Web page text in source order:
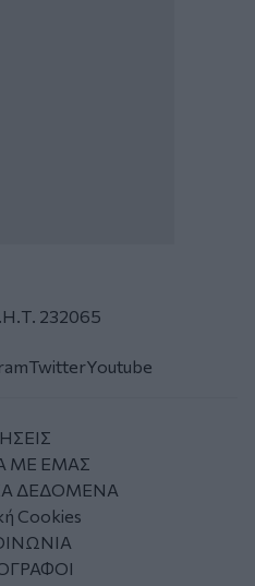
232065
TwitterYoutube
ΜΕ ΕΜΑΣ
ΔΕΔΟΜΕΝΑ
Cookies